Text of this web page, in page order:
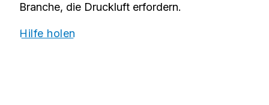
Branche, die Druckluft erfordern.
Hilfe holen